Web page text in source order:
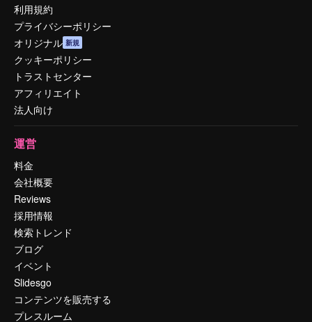
利用規約
プライバシーポリシー
オリジナル 新規
クッキーポリシー
トラストセンター
アフィリエイト
法人向け
運営
料金
会社概要
Reviews
採用情報
検索トレンド
ブログ
イベント
Slidesgo
コンテンツを販売する
プレスルーム